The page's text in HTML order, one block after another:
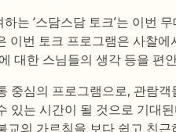
는 ‘스담스담 토크’는 이번
이번 토크 프로그램은 사찰
대한 스님들의 생각 등을 편
중심의 프로그램으로, 관람
있는 시간이 될 것으로 기대
교의 가르침을 보다 쉽고 친